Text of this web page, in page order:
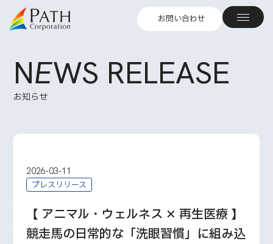
お問い合わせ
NEWS RELEASE
お知らせ
2026-03-11
プレスリリース
【 アニマル・ウェルネス ✕ 再生医療 】
競走馬の日常的な「洗眼習慣」に組み込